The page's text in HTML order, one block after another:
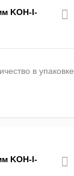
KOH-I-
в упаковке
KOH-I-